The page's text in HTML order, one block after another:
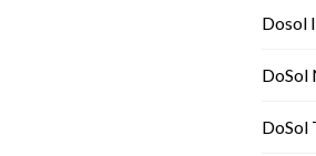
Dosol
DoSol
DoSol